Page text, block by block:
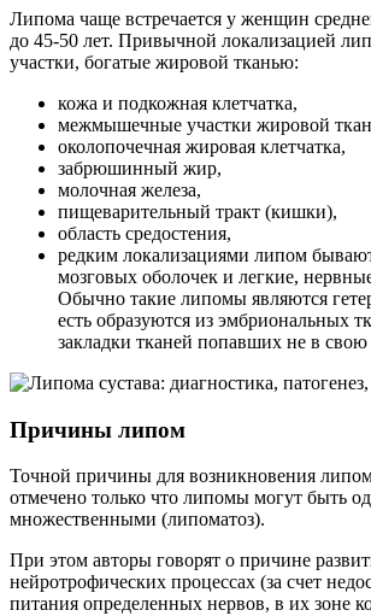
Липома чаще встречается у женщин
до 45-50 лет. Привычной локализацией
участки, богатые жировой тканью:
кожа и подкожная клетчатка,
межмышечные участки жировой
околопочечная жировая клетчатка,
забрюшинный жир,
молочная железа,
пищеварительный тракт (кишки),
область средостения,
редким локализациями липом
мозговых оболочек и легкие,
Обычно такие липомы являются
есть образуются из эмбриональных
закладки тканей попавших не в свою
Причины липом
Точной причины для возникновения
отмечено только что липомы могут быть
множественными (липоматоз).
При этом авторы говорят о причине
нейротрофических процессах (за счет
питания определенных нервов, в их зоне